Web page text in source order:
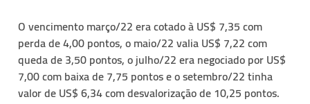
O vencimento março/22 era cotado à US$ 7,35 com
perda de 4,00 pontos, o maio/22 valia US$ 7,22 com
queda de 3,50 pontos, o julho/22 era negociado por US$
7,00 com baixa de 7,75 pontos e o setembro/22 tinha
valor de US$ 6,34 com desvalorização de 10,25 pontos.